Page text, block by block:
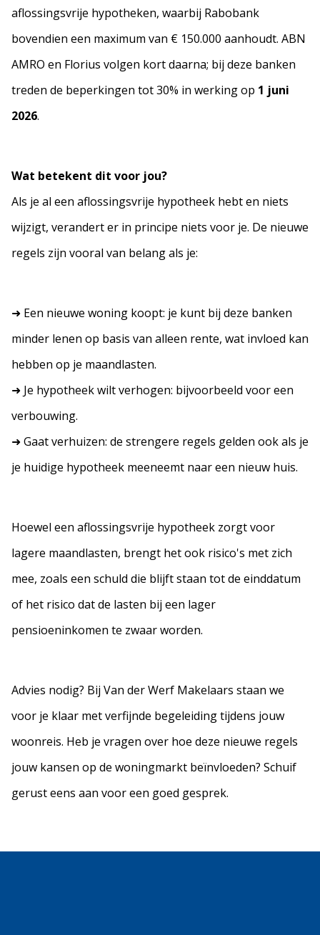
aflossingsvrije hypotheken, waarbij Rabobank
bovendien een maximum van € 150.000 aanhoudt. ABN
AMRO en Florius volgen kort daarna; bij deze banken
treden de beperkingen tot 30% in werking op 1 juni
2026.
Wat betekent dit voor jou?
Als je al een aflossingsvrije hypotheek hebt en niets
wijzigt, verandert er in principe niets voor je. De nieuwe
regels zijn vooral van belang als je:
➜ Een nieuwe woning koopt: je kunt bij deze banken
minder lenen op basis van alleen rente, wat invloed kan
hebben op je maandlasten.
➜ Je hypotheek wilt verhogen: bijvoorbeeld voor een
verbouwing.
➜ Gaat verhuizen: de strengere regels gelden ook als je
je huidige hypotheek meeneemt naar een nieuw huis.
Hoewel een aflossingsvrije hypotheek zorgt voor
lagere maandlasten, brengt het ook risico's met zich
mee, zoals een schuld die blijft staan tot de einddatum
of het risico dat de lasten bij een lager
pensioeninkomen te zwaar worden.
Advies nodig? Bij Van der Werf Makelaars staan we
voor je klaar met verfijnde begeleiding tijdens jouw
woonreis. Heb je vragen over hoe deze nieuwe regels
jouw kansen op de woningmarkt beïnvloeden? Schuif
gerust eens aan voor een goed gesprek.